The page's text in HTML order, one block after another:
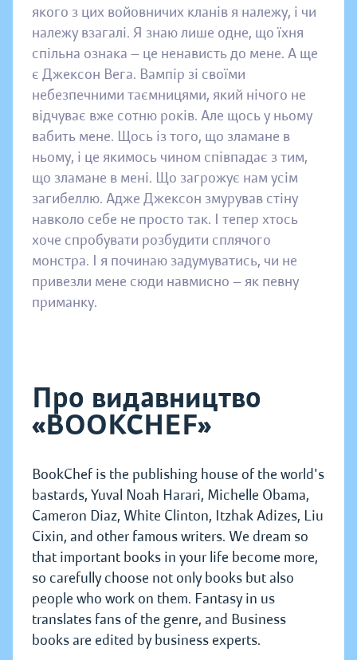
якого з цих войовничих кланів я належу, і чи
належу взагалі. Я знаю лише одне, що їхня
спільна ознака — це ненависть до мене. А ще
є Джексон Вега. Вампір зі своїми
небезпечними таємницями, який нічого не
відчуває вже сотню років. Але щось у ньому
вабить мене. Щось із того, що зламане в
ньому, і це якимось чином співпадає з тим,
що зламане в мені. Що загрожує нам усім
загибеллю. Адже Джексон змурував стіну
навколо себе не просто так. І тепер хтось
хоче спробувати розбудити сплячого
монстра. І я починаю задумуватись, чи не
привезли мене сюди навмисно — як певну
приманку.
Про видавництво
«BOOKCHEF»
BookChef is the publishing house of the world's
bastards, Yuval Noah Harari, Michelle Obama,
Cameron Diaz, White Clinton, Itzhak Adizes, Liu
Cixin, and other famous writers. We dream so
that important books in your life become more,
so carefully choose not only books but also
people who work on them. Fantasy in us
translates fans of the genre, and Business
books are edited by business experts.